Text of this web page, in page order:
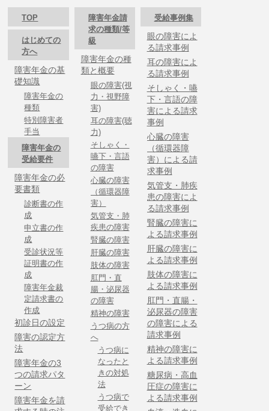
TOP
はじめての
方へ
障害年金の基
礎知識
障害年金の
種類
特別障害者
手当
障害年金の
受給要件
障害年金の必
要書類
診断書の作
成
申立書の作
成
受診状況等
証明書の作
成
障害年金裁
定請求書の
作成
初診日の設定
障害の認定方
法
障害年金の3
つの請求パタ
ーン
障害年金を請
障害年金請
求の種類/等
級
障害年金の種
類と概要
眼の障害(視
力・視野障
害)
耳の障害(聴
力)
そしゃく・
嚥下・言語
の障害
心臓の障害
（循環器障
害）
気管支・肺
疾患の障害
腎臓の障害
肝臓の障害
肢体の障害
肛門・直
腸・泌尿器
の障害
精神の障害
うつ病の方
へ
うつ病に
なったと
きの対処
法
うつ病で
受給でき
受給事例集
眼の障害によ
る請求事例
耳の障害によ
る請求事例
そしゃく・嚥
下・言語の障
害による請求
事例
心臓の障害
（循環器障
害）による請
求事例
気管支・肺疾
患の障害によ
る請求事例
腎臓の障害に
よる請求事例
肝臓の障害に
よる請求事例
肢体の障害に
よる請求事例
肛門・直腸・
泌尿器の障害
の障害による
請求事例
精神の障害に
よる請求事例
糖尿病・高血
圧症の障害に
よる請求事例